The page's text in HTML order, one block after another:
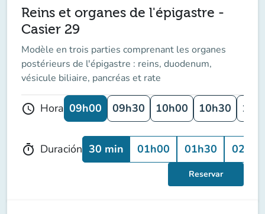
Reins et organes de l'épigastre -
Casier 29
Modèle en trois parties comprenant les organes
postérieurs de l'épigastre : reins, duodenum,
vésicule biliaire, pancréas et rate
schedule Hora 09h00 09h30 10h00 10h30
timer Duración 30 min 01h00 01h30 02h00
Reservar